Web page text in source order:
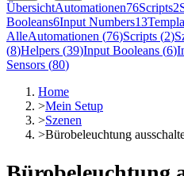
ÜbersichtAutomationen76Scripts2
Booleans6Input Numbers13
AlleAutomationen (76)Scripts (2)
(8)Helpers (39)Input Booleans (6)
Sensors (80)
Home
>Mein Setup
>Szenen
>Bürobeleuchtung